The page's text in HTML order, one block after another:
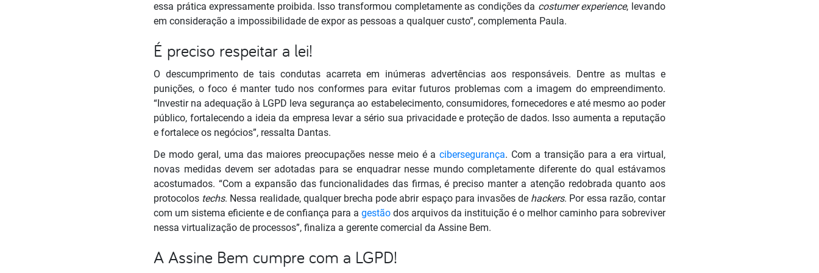
essa prática expressamente proibida. Isso transformou completamente as condições da costumer experience, levando
em consideração a impossibilidade de expor as pessoas a qualquer custo”, complementa Paula.
É preciso respeitar a lei!
O descumprimento de tais condutas acarreta em inúmeras advertências aos responsáveis. Dentre as multas e
punições, o foco é manter tudo nos conformes para evitar futuros problemas com a imagem do empreendimento.
“Investir na adequação à LGPD leva segurança ao estabelecimento, consumidores, fornecedores e até mesmo ao poder
público, fortalecendo a ideia da empresa levar a sério sua privacidade e proteção de dados. Isso aumenta a reputação
e fortalece os negócios”, ressalta Dantas.
De modo geral, uma das maiores preocupações nesse meio é acibersegurança. Com a transição para a era virtual,
novas medidas devem ser adotadas para se enquadrar nesse mundo completamente diferente do qual estávamos
acostumados. “Com a expansão das funcionalidades das firmas, é preciso manter a atenção redobrada quanto aos
protocolos techs. Nessa realidade, qualquer brecha pode abrir espaço para invasões de hackers. Por essa razão, contar
com um sistema eficiente e de confiança para a gestão dos arquivos da instituição é o melhor caminho para sobreviver
nessa virtualização de processos”, finaliza a gerente comercial da Assine Bem.
A Assine Bem cumpre com a LGPD!